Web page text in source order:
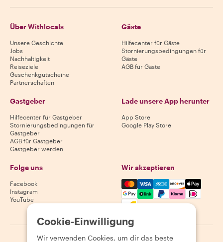
Über Withlocals
Unsere Geschichte
Jobs
Nachhaltigkeit
Reiseziele
Geschenkgutscheine
Partnerschaften
Gäste
Hilfecenter für Gäste
Stornierungsbedingungen für
Gäste
AGB für Gäste
Gastgeber
Hilfecenter für Gastgeber
Stornierungsbedingungen für
Gastgeber
AGB für Gastgeber
Gastgeber werden
Lade unsere App herunter
App Store
Google Play Store
Folge uns
Facebook
Instagram
YouTube
Wir akzeptieren
Mastercard, Visa, Amex,
Cookie-Einwilligung
Wir verwenden Cookies, um dir das beste